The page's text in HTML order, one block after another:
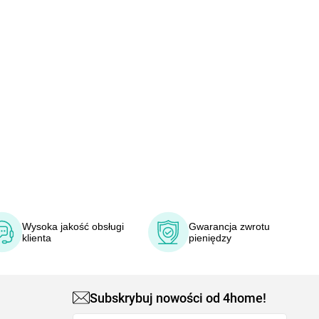
Wysoka jakość obsługi
klienta
Gwarancja zwrotu
pieniędzy
Subskrybuj nowości od 4home!